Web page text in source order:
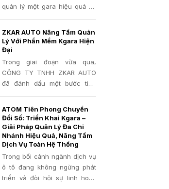
quản lý một gara hiệu quả và
quan trọng hơn bao giờ hết.
Bạn đang gặp khó khăn trong
việc quản lý thủ công, bỏ lỡ
lịch hẹn, thất thoát phụ tùng
hay khó khăn trong việc chăm
sóc khách hàng? Đã đến lúc
của mình lên một tầm cao mới.
ZKAR AUTO Nâng Tầm Quản
Lý Với Phần Mềm Kgara Hiện
Đại
Trong giai đoạn vừa qua,
CÔNG TY TNHH ZKAR AUTO
đã đánh dấu một bước tiến
quản lý hoạt động gara với
việc triển khai thành công
phần mềm quản lý gara
chuyên nghiệp Kgara.
ATOM Tiên Phong Chuyển
Đổi Số: Triển Khai Kgara –
Giải Pháp Quản Lý Đa Chi
Nhánh Hiệu Quả, Nâng Tầm
Dịch Vụ Toàn Hệ Thống
Trong bối cảnh ngành dịch vụ
ô tô đang không ngừng phát
triển và đòi hỏi sự linh hoạt,